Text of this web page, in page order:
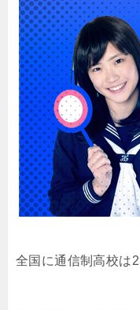
全国に通信制高校は